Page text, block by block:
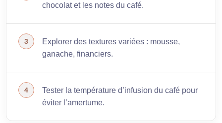
chocolat et les notes du café.
Explorer des textures variées : mousse,
ganache, financiers.
Tester la température d’infusion du café pour
éviter l’amertume.